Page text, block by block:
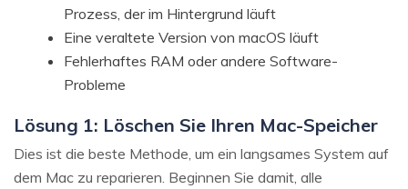
Prozess, der im Hintergrund läuft
Eine veraltete Version von macOS läuft
Fehlerhaftes RAM oder andere Software-
Probleme
Lösung 1: Löschen Sie Ihren Mac-Speicher
Dies ist die beste Methode, um ein langsames System auf
dem Mac zu reparieren. Beginnen Sie damit, alle